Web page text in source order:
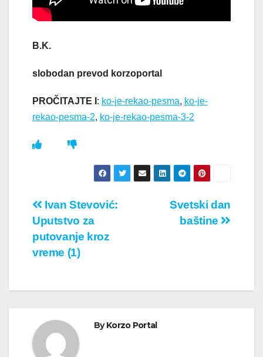
B.K.
slobodan prevod korzoportal
PROČITAJTE I : ko-je-rekao-pesma, ko-je-
rekao-pesma-2, ko-je-rekao-pesma-3-2
Кретање
чланка
Svetski dan
baštine
Ivan Stevović:
Uputstvo za
putovanje kroz
vreme (1)
ByKorzo Portal